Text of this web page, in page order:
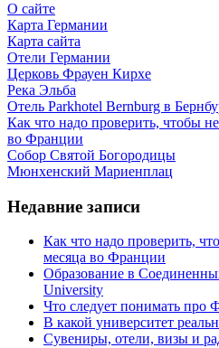
О сайте
Карта Германии
Карта сайта
Отели Германии
Церковь Фрауен Кирхе
Река Эльба
Отель Parkhotel Bernburg в
Как что надо проверить, чтобы
во Франции
Собор Святой Богородицы
Мюнхенский Мариенплац
Недавние записи
Как что надо проверить,
месяца во Франции
Образование в
University
Что следует понимать про
В какой университет
Сувениры, отели, визы и